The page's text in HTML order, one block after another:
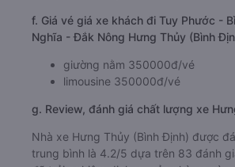
f. Giá vé giá xe khách đi Tuy Phước -
Nghĩa - Đắk Nông Hưng Thủy (Bình
giường nằm 350000đ/vé
limousine 350000đ/vé
g. Review, đánh giá chất lượng xe
Nhà xe Hưng Thủy (Bình Định) được
trung bình là 4.2/5 dựa trên 83 đánh